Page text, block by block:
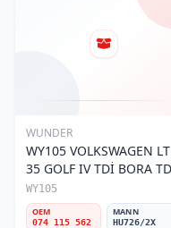
WUNDER
WY105 VOLKSWAGEN LT
35 GOLF IV TDİ BORA TDİ
074 115 562 Yağ Filtresi
WY105
OEM
074 115 562
MANN
HU726/2X